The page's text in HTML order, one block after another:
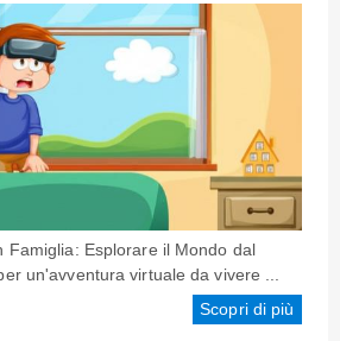
Famiglia: Esplorare il Mondo dal
un'avventura virtuale da vivere ...
Scopri di più